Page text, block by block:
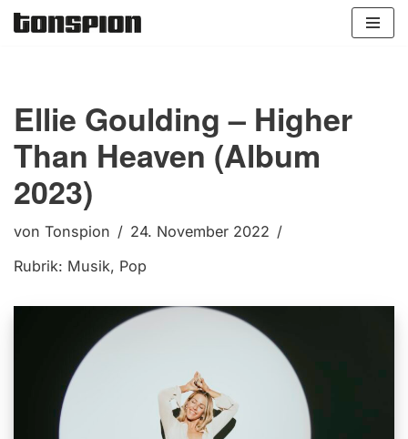
Ellie Goulding – Higher
Than Heaven (Album
2023)
von Tonspion
24. November 2022
Rubrik: Musik, Pop